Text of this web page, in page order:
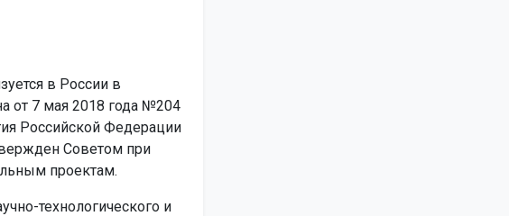
в России в
от 7 мая 2018 года №204
Российской Федерации
Советом при
проектам.
технологического и